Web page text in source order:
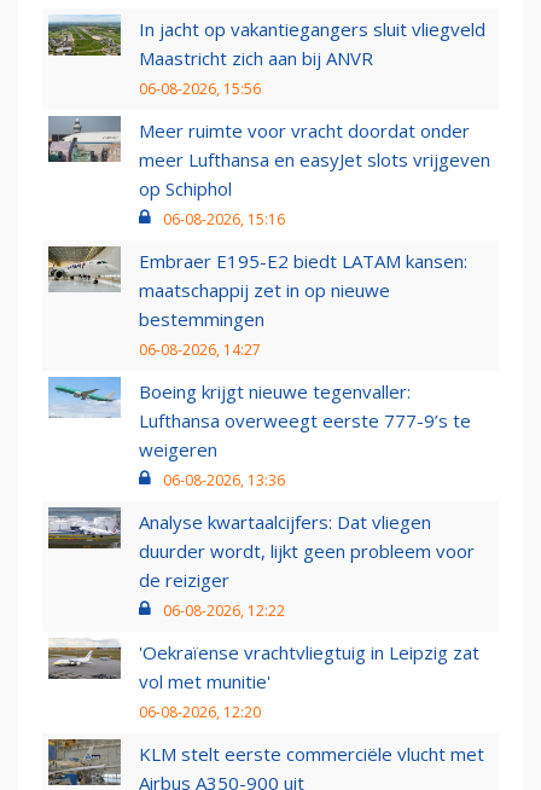
In jacht op vakantiegangers sluit vliegveld
Maastricht zich aan bij ANVR
06-08-2026, 15:56
Meer ruimte voor vracht doordat onder
meer Lufthansa en easyJet slots vrijgeven
op Schiphol
06-08-2026, 15:16
Embraer E195-E2 biedt LATAM kansen:
maatschappij zet in op nieuwe
bestemmingen
06-08-2026, 14:27
Boeing krijgt nieuwe tegenvaller:
Lufthansa overweegt eerste 777-9’s te
weigeren
06-08-2026, 13:36
Analyse kwartaalcijfers: Dat vliegen
duurder wordt, lijkt geen probleem voor
de reiziger
06-08-2026, 12:22
'Oekraïense vrachtvliegtuig in Leipzig zat
vol met munitie'
06-08-2026, 12:20
KLM stelt eerste commerciële vlucht met
Airbus A350-900 uit